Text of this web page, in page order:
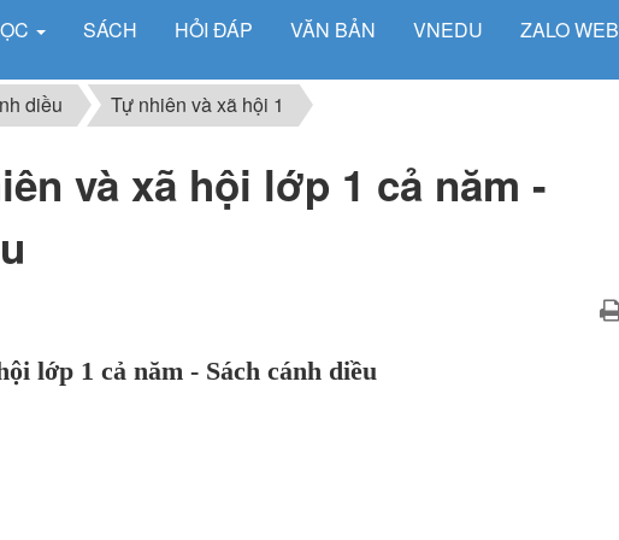
SÁCH HỎI ĐÁP VĂN BẢN VNEDU ZALO WEB
diều Tự nhiên và xã hội 1
và xã hội lớp 1 cả năm -
lớp 1 cả năm - Sách cánh diều